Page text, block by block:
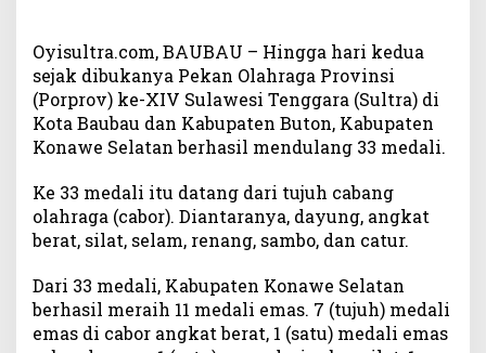
o
n
a
w
e
e
l
a
t
n
R
a
Oyisultra.com, BAUBAU – Hingga hari kedua
sejak dibukanya Pekan Olahraga Provinsi
(Porprov) ke-XIV Sulawesi Tenggara (Sultra) di
Kota Baubau dan Kabupaten Buton, Kabupaten
Konawe Selatan berhasil mendulang 33 medali.
Ke 33 medali itu datang dari tujuh cabang
olahraga (cabor). Diantaranya, dayung, angkat
berat, silat, selam, renang, sambo, dan catur.
Dari 33 medali, Kabupaten Konawe Selatan
berhasil meraih 11 medali emas. 7 (tujuh) medali
emas di cabor angkat berat, 1 (satu) medali emas